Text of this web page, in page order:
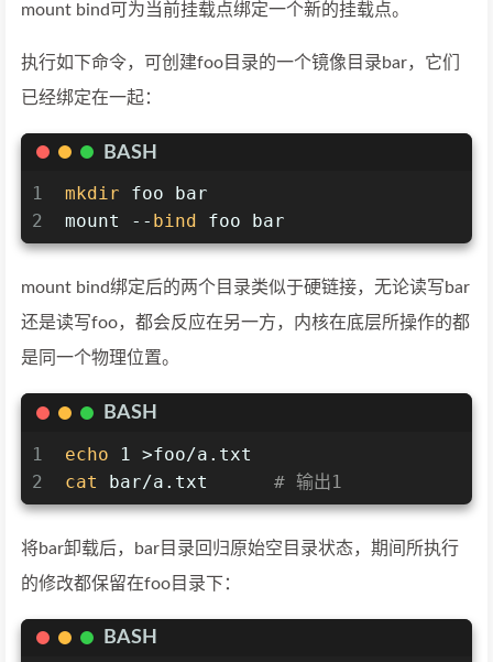
mount bind可为当前挂载点绑定一个新的挂载点。
执行如下命令，可创建foo目录的一个镜像目录bar，它们
已经绑定在一起：
BASH
1
2
mkdir foo bar
mount -- bind foo bar
mount bind绑定后的两个目录类似于硬链接，无论读写bar
还是读写foo，都会反应在另一方，内核在底层所操作的都
是同一个物理位置。
BASH
1
2
echo 1 >foo/a.txt
cat
bar/a.txt # 输出1
将bar卸载后，bar目录回归原始空目录状态，期间所执行
的修改都保留在foo目录下：
BASH